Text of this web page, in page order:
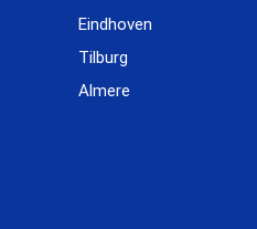
Eindhoven
Tilburg
Almere